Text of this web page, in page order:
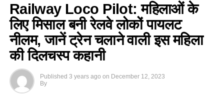
Railway Loco Pilot: महिलाओं के
लिए मिसाल बनी रेलवे लोकों पायलट
नीलम, जानें ट्रेन चलाने वाली इस महिला
की दिलचस्प कहानी
Published 3 years ago on December 12, 2023
By